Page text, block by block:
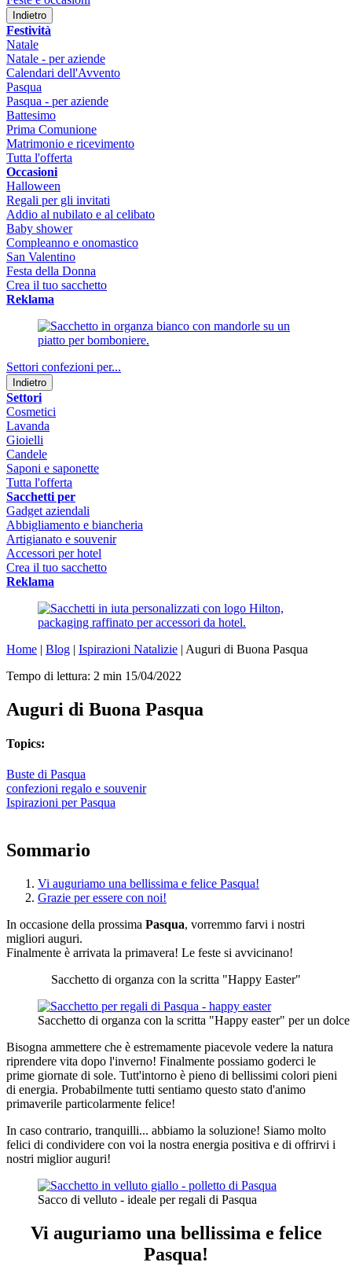
Indietro
Festività
Natale
Natale - per aziende
Calendari dell'Avvento
Pasqua
Pasqua - per aziende
Battesimo
Prima Comunione
Matrimonio e ricevimento
Tutta l'offerta
Occasioni
Halloween
Regali per gli invitati
Addio al nubilato e al celibato
Baby shower
Compleanno e onomastico
San Valentino
Festa della Donna
Crea il tuo sacchetto
Reklama
Settori confezioni per...
Indietro
Settori
Cosmetici
Lavanda
Gioielli
Candele
Saponi e saponette
Tutta l'offerta
Sacchetti per
Gadget aziendali
Abbigliamento e biancheria
Artigianato e souvenir
Accessori per hotel
Crea il tuo sacchetto
Reklama
Home | Blog | Ispirazioni Natalizie | Auguri di Buona Pasqua
Tempo di lettura: 2 min 15/04/2022
Auguri di Buona Pasqua
Topics:
Buste di Pasqua
confezioni regalo e souvenir
Ispirazioni per Pasqua
Sommario
Vi auguriamo una bellissima e felice Pasqua!
Grazie per essere con noi!
In occasione della prossima Pasqua, vorremmo farvi i nostri
migliori auguri.
Finalmente è arrivata la primavera! Le feste si avvicinano!
Sacchetto di organza con la scritta "Happy Easter"
Sacchetto di organza con la scritta "Happy easter" per un
Bisogna ammettere che è estremamente piacevole vedere la natura
riprendere vita dopo l'inverno! Finalmente possiamo goderci le
prime giornate di sole. Tutt'intorno è pieno di bellissimi colori pieni
di energia. Probabilmente tutti sentiamo questo stato d'animo
primaverile particolarmente felice!
In caso contrario, tranquilli... abbiamo la soluzione! Siamo molto
felici di condividere con voi la nostra energia positiva e di offrirvi i
nostri miglior auguri!
Sacco di velluto - ideale per regali di Pasqua
Vi auguriamo una bellissima e felice
Pasqua!